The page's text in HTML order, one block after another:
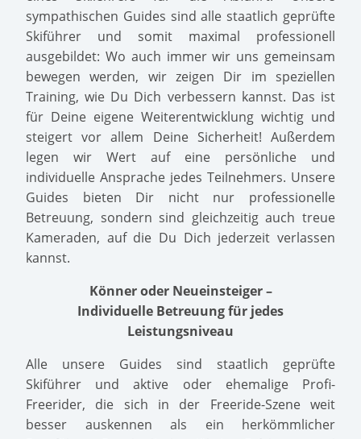
sympathischen Guides sind alle staatlich geprüfte
Skiführer und somit maximal professionell
ausgebildet: Wo auch immer wir uns gemeinsam
bewegen werden, wir zeigen Dir im speziellen
Training, wie Du Dich verbessern kannst. Das ist
für Deine eigene Weiterentwicklung wichtig und
steigert vor allem Deine Sicherheit! Außerdem
legen wir Wert auf eine persönliche und
individuelle Ansprache jedes Teilnehmers. Unsere
Guides bieten Dir nicht nur professionelle
Betreuung, sondern sind gleichzeitig auch treue
Kameraden, auf die Du Dich jederzeit verlassen
kannst.
Könner oder Neueinsteiger –
Individuelle Betreuung für jedes
Leistungsniveau
Alle unsere Guides sind staatlich geprüfte
Skiführer und aktive oder ehemalige Profi-
Freerider, die sich in der Freeride-Szene weit
besser auskennen als ein herkömmlicher